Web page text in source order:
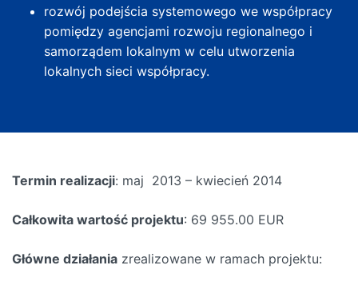
rozwój podejścia systemowego we współpracy
pomiędzy agencjami rozwoju regionalnego i
samorządem lokalnym w celu utworzenia
lokalnych sieci współpracy.
Termin realizacji: maj 2013 – kwiecień 2014
Całkowita wartość projektu: 69 955.00 EUR
Główne działania zrealizowane w ramach projektu: